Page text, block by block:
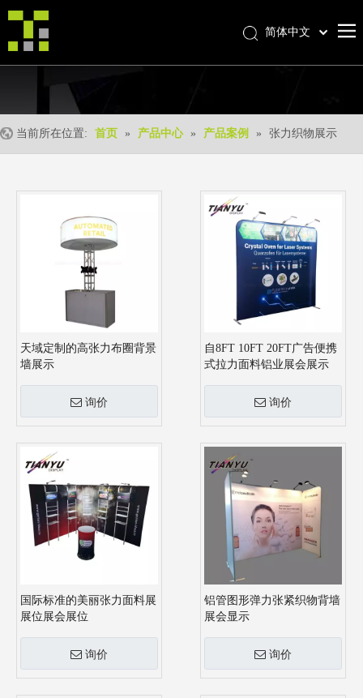
产品中心
优质服务
简体中文
日本語
Pусский
Deutsch
Français
Español
English
当前所在位置: 首页 » 产品中心 » 产品案例 » 张力织物展示
天域定制的高张力布圈背景
墙展示
询价
自8FT 10FT 20FT广告便携
式拉力面料铝业展会展示
询价
国际标准的美丽张力面料展
展位展会展位
询价
铝管图形弹力张紧织物背墙
展会显示
询价